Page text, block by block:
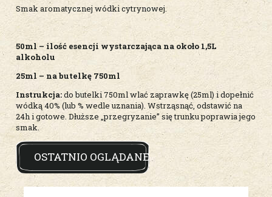
Smak aromatycznej wódki cytrynowej.
50ml – ilość esencji wystarczająca na około 1,5L
alkoholu
25ml – na butelkę 750ml
Instrukcja:do butelki 750ml wlać zaprawkę (25ml) i dopełnić
wódką 40% (lub % wedle uznania). Wstrząsnąć, odstawić na
24h i gotowe. Dłuższe „przegryzanie” się trunku poprawia jego
smak.
OSTATNIO OGLĄDANE